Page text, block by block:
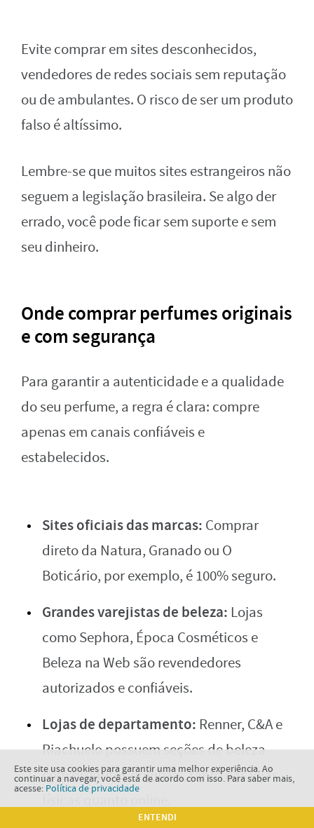
Evite comprar em sites desconhecidos,
vendedores de redes sociais sem reputação
ou de ambulantes. O risco de ser um produto
falso é altíssimo.
Lembre-se que muitos sites estrangeiros não
seguem a legislação brasileira. Se algo der
errado, você pode ficar sem suporte e sem
seu dinheiro.
Onde comprar perfumes originais
e com segurança
Para garantir a autenticidade e a qualidade
do seu perfume, a regra é clara: compre
apenas em canais confiáveis e
estabelecidos.
Sites oficiais das marcas: Comprar
direto da Natura, Granado ou O
Boticário, por exemplo, é 100% seguro.
Grandes varejistas de beleza: Lojas
como Sephora, Época Cosméticos e
Beleza na Web são revendedores
autorizados e confiáveis.
Lojas de departamento: Renner, C&A e
Riachuelo possuem seções de beleza
com produtos originais, tanto nas lojas
físicas quanto online.
Este site usa cookies para garantir uma melhor experiência. Ao
continuar a navegar, você está de acordo com isso. Para saber mais,
acesse: Política de privacidade
ENTENDI